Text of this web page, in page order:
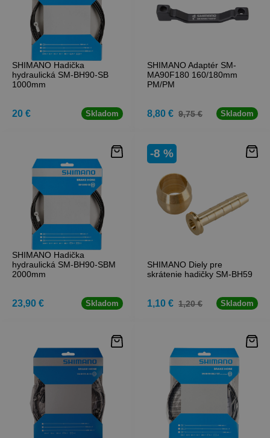
SHIMANO Hadička
hydraulická SM-BH90-SB
1000mm
20 € Skladom
SHIMANO Adaptér SM-
MA90F180 160/180mm
PM/PM
8,80 € 9,75 € Skladom
SHIMANO Hadička
hydraulická SM-BH90-SBM
2000mm
23,90 € Skladom
SHIMANO Diely pre
skrátenie hadičky SM-BH59
-8 %
1,10 € 1,20 € Skladom